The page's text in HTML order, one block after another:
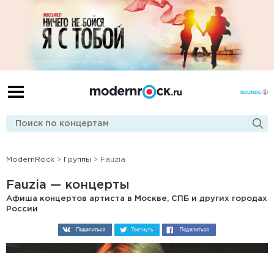
ModernRock > Группы > Fauzia
Fauzia — концерты
Афиша концертов артиста в Москве, СПБ и других городах
России